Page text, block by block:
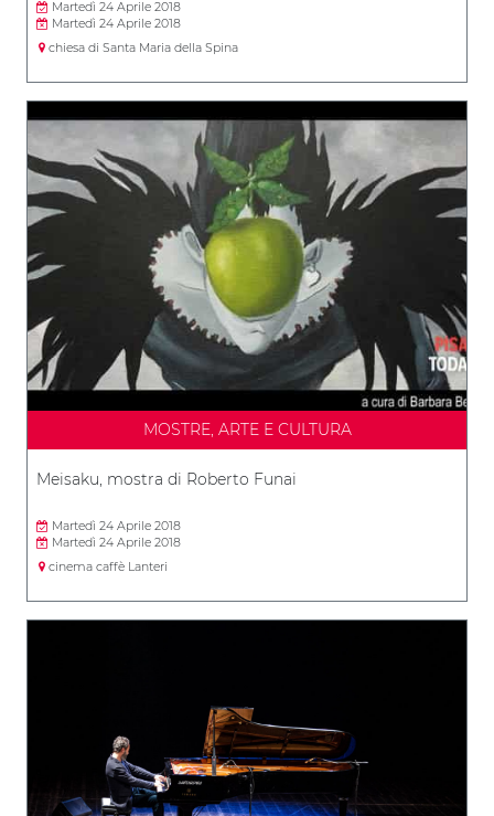
Martedì 24 Aprile 2018
Martedì 24 Aprile 2018
chiesa di Santa Maria della Spina
MOSTRE, ARTE E CULTURA
Meisaku, mostra di Roberto Funai
Martedì 24 Aprile 2018
Martedì 24 Aprile 2018
cinema caffè Lanteri